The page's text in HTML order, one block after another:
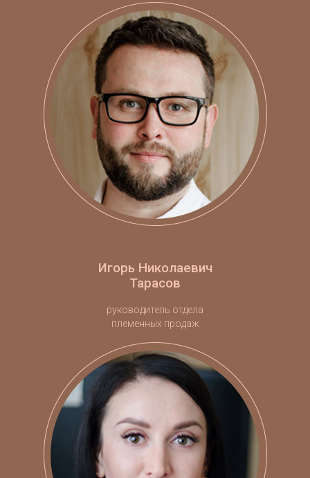
Игорь Николаевич
Тарасов
руководитель отдела
племенных продаж